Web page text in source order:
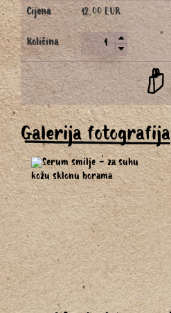
Cijena 12,00 EUR
Količina
Galerija fotografija